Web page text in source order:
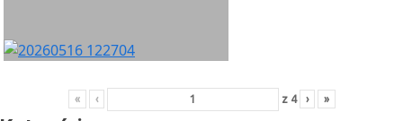
« ‹ z 4 › »